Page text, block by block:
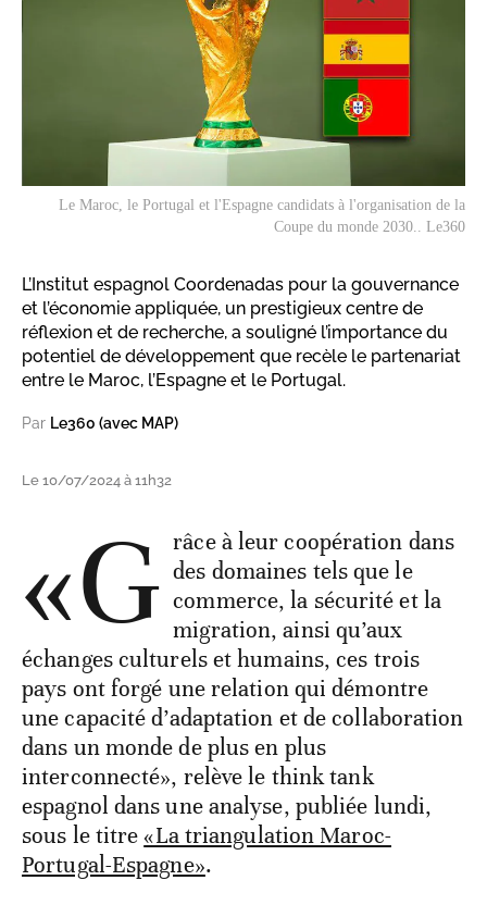
Le Maroc, le Portugal et l'Espagne candidats à l'organisation de la
Coupe du monde 2030.. Le360
L’Institut espagnol Coordenadas pour la gouvernance
et l’économie appliquée, un prestigieux centre de
réflexion et de recherche, a souligné l’importance du
potentiel de développement que recèle le partenariat
entre le Maroc, l’Espagne et le Portugal.
Par Le360 (avec MAP)
Le 10/07/2024 à 11h32
«G râce à leur coopération dans
des domaines tels que le
commerce, la sécurité et la
migration, ainsi qu’aux
échanges culturels et humains, ces trois
pays ont forgé une relation qui démontre
une capacité d’adaptation et de collaboration
dans un monde de plus en plus
interconnecté», relève le think tank
espagnol dans une analyse, publiée lundi,
sous le titre«La triangulation Maroc-
Portugal-Espagne».